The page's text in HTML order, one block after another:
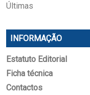
Últimas
INFORMAÇÃO
Estatuto Editorial
Ficha técnica
Contactos